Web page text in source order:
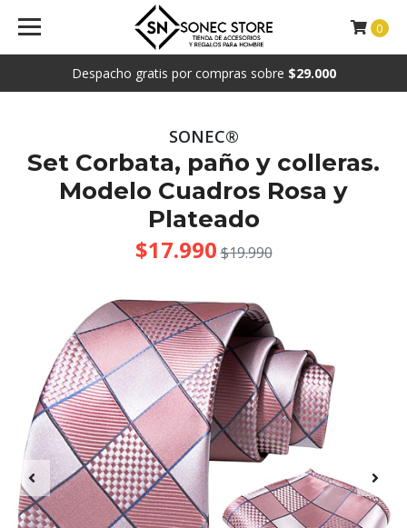
Despacho gratis por compras sobre $29.000
0
SONEC®
Set Corbata, paño y colleras.
Modelo Cuadros Rosa y
Plateado
$17.990 $19.990